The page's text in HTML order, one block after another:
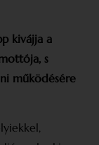
kivájja a
s
működésére